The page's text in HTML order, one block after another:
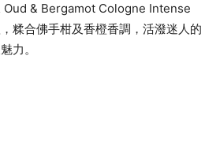
Oud & Bergamot Cologne Intense
糅合佛手柑及香橙香調，活潑迷人的
力。